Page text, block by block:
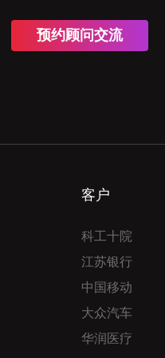
预约顾问交流
客户
科工十院
江苏银行
中国移动
大众汽车
华润医疗